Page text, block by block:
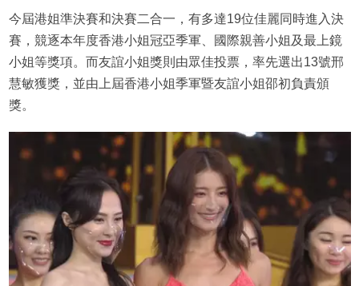
今屆港姐準決賽和決賽二合一，有多達19位佳麗同時進入決
賽，競逐本年度香港小姐冠亞季軍、國際親善小姐及最上鏡
小姐等獎項。而友誼小姐獎則由眾佳投票，率先選出13號邢
慧敏獲獎，並由上屆香港小姐季軍暨友誼小姐邵初負責頒
獎。